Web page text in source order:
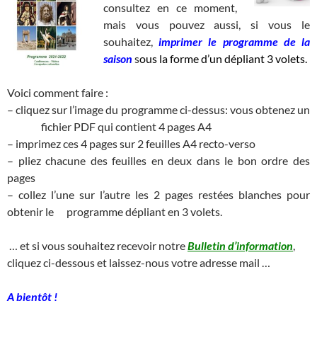
consultez en ce moment,
mais vous pouvez aussi, si vous le
souhaitez,imprimer le programme de la
saison sous la forme d’un dépliant 3 volets.
Voici comment faire :
– cliquez sur l’image du programme ci-dessus: vous obtenez un
fichier PDF qui contient 4 pages A4
– imprimez ces 4 pages sur 2 feuilles A4 recto-verso
– pliez chacune des feuilles en deux dans le bon ordre des
pages
– collez l’une sur l’autre les 2 pages restées blanches pour
obtenir le programme dépliant en 3 volets.
… et si vous souhaitez recevoir notreBulletin d’information,
cliquez ci-dessous et laissez-nous votre adresse mail …
A bientôt !